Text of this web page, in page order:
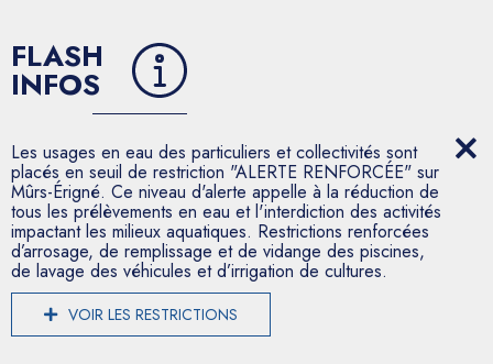
FLASH
INFOS
Les usages en eau des particuliers et collectivités sont
placés en seuil de restriction "ALERTE RENFORCÉE" sur
Mûrs-Érigné. Ce niveau d'alerte appelle à la réduction de
tous les prélèvements en eau et l'interdiction des activités
impactant les milieux aquatiques. Restrictions renforcées
d’arrosage, de remplissage et de vidange des piscines,
de lavage des véhicules et d’irrigation de cultures.
VOIR LES RESTRICTIONS